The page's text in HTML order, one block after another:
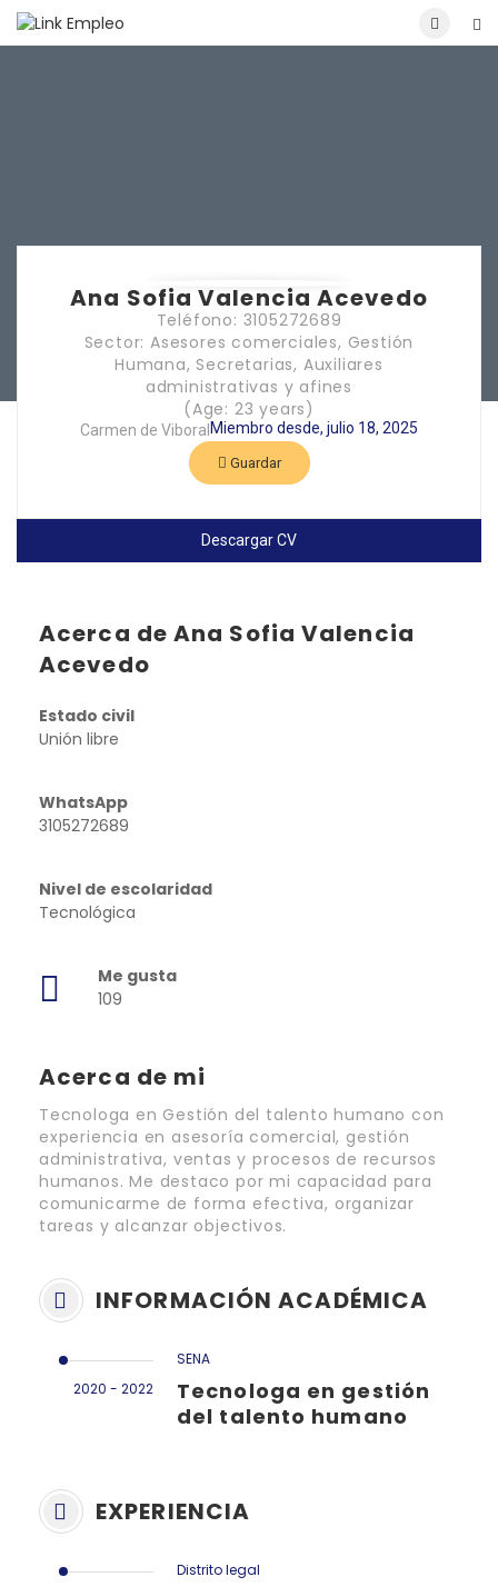
Ana Sofia Valencia Acevedo
Teléfono: 3105272689
Sector: Asesores comerciales, Gestión
Humana, Secretarias, Auxiliares
administrativas y afines
(Age: 23 years)
Carmen de Viboral Miembro desde, julio 18, 2025
Guardar
Descargar CV
Acerca de Ana Sofia Valencia
Acevedo
Estado civil
Unión libre
WhatsApp
3105272689
Nivel de escolaridad
Tecnológica
Me gusta
109
Acerca de mi
Tecnologa en Gestión del talento humano con
experiencia en asesoría comercial, gestión
administrativa, ventas y procesos de recursos
humanos. Me destaco por mi capacidad para
comunicarme de forma efectiva, organizar
tareas y alcanzar objectivos.
INFORMACIÓN ACADÉMICA
2020 - 2022
SENA
Tecnologa en gestión
del talento humano
EXPERIENCIA
Distrito legal